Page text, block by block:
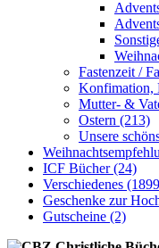
Fastenzeit /
Konfimation,
Mutter- &
Ostern (213)
Unsere
ICF Bücher (24)
Verschiedenes
Geschenke zur
Gutscheine (2)